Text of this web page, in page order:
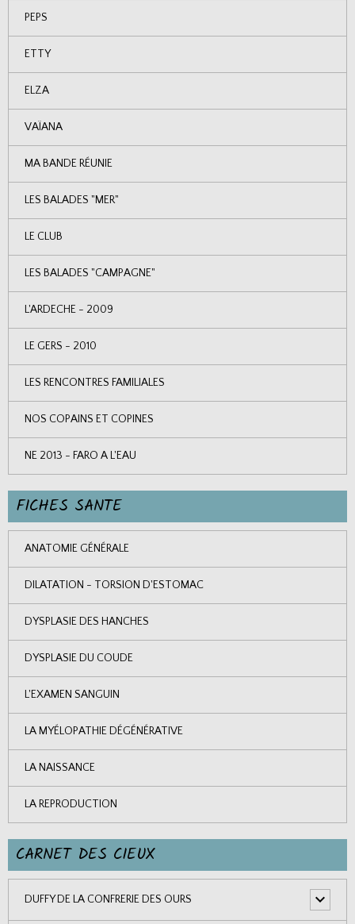
PEPS
ETTY
ELZA
VAÏANA
MA BANDE RÉUNIE
LES BALADES "MER"
LE CLUB
LES BALADES "CAMPAGNE"
L'ARDECHE - 2009
LE GERS - 2010
LES RENCONTRES FAMILIALES
NOS COPAINS ET COPINES
NE 2013 - FARO A L'EAU
FICHES SANTE
ANATOMIE GÉNÉRALE
DILATATION - TORSION D'ESTOMAC
DYSPLASIE DES HANCHES
DYSPLASIE DU COUDE
L'EXAMEN SANGUIN
LA MYÉLOPATHIE DÉGÉNÉRATIVE
LA NAISSANCE
LA REPRODUCTION
CARNET DES CIEUX
DUFFY DE LA CONFRERIE DES OURS